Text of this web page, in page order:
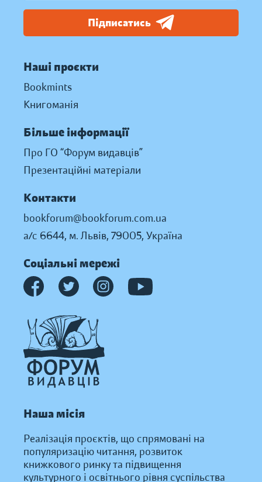
Підписатись
Наші проєкти
Bookmints
Книгоманія
Більше інформації
Про ГО “Форум видавців”
Презентаційні матеріали
Контакти
bookforum@bookforum.com.ua
а/с 6644, м. Львів, 79005, Україна
Соціальні мережі
Наша місія
Реалізація проєктів, що спрямовані на
популяризацію читання, розвиток
книжкового ринку та підвищення
культурного і освітнього рівня суспільства